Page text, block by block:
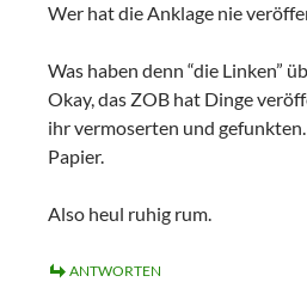
Wer hat die Anklage nie
Was haben denn “die Linken”
Okay, das ZOB hat Dinge
ihr vermoserten und
Papier.
Also heul ruhig rum.
ANTWORTEN